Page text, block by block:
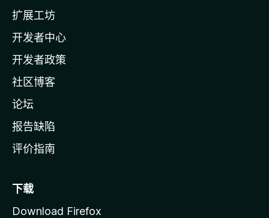
a
主
页
扩展工坊
开发者中心
开发者政策
社区博客
论坛
报告缺陷
评价指南
下载
Download Firefox